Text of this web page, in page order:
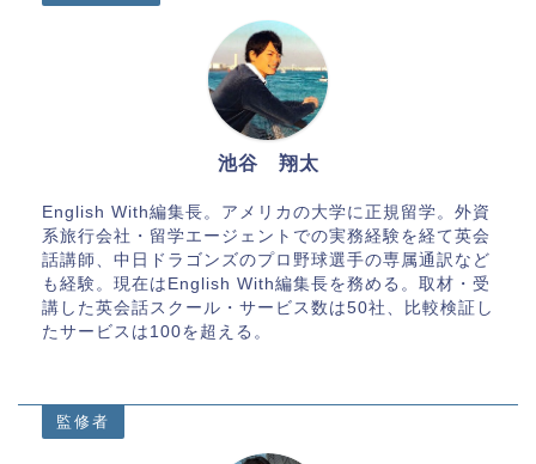
池谷 翔太
English With編集長。アメリカの大学に正規留学。外資
系旅行会社・留学エージェントでの実務経験を経て英会
話講師、中日ドラゴンズのプロ野球選手の専属通訳など
も経験。現在はEnglish With編集長を務める。取材・受
講した英会話スクール・サービス数は50社、比較検証し
たサービスは100を超える。
監修者